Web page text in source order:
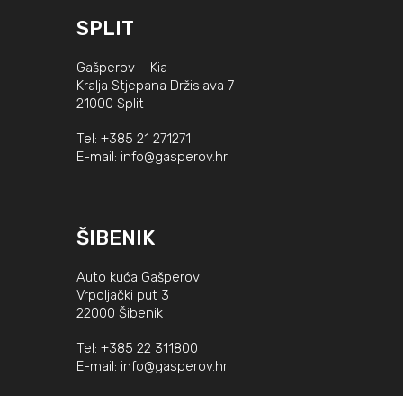
SPLIT
Gašperov – Kia
Kralja Stjepana Držislava 7
21000 Split
Tel: +385 21 271271
E-mail: info@gasperov.hr
ŠIBENIK
Auto kuća Gašperov
Vrpoljački put 3
22000 Šibenik
Tel: +385 22 311800
E-mail: info@gasperov.hr